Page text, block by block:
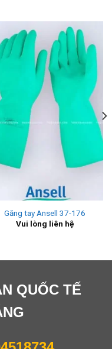
Găng tay Ansell 37-176
Vui lòng liên hệ
QUỐC TẾ